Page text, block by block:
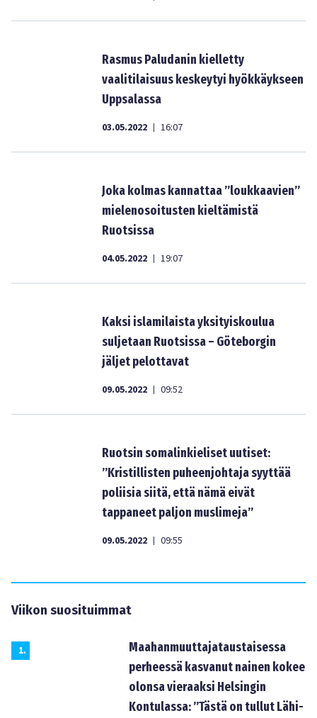
Rasmus Paludanin kielletty
vaalitilaisuus keskeytyi hyökkäykseen
Uppsalassa
03.05.2022 | 16:07
Joka kolmas kannattaa ”loukkaavien”
mielenosoitusten kieltämistä
Ruotsissa
04.05.2022 | 19:07
Kaksi islamilaista yksityiskoulua
suljetaan Ruotsissa – Göteborgin
jäljet pelottavat
09.05.2022 | 09:52
Ruotsin somalinkieliset uutiset:
”Kristillisten puheenjohtaja syyttää
poliisia siitä, että nämä eivät
tappaneet paljon muslimeja”
09.05.2022 | 09:55
Viikon suosituimmat
1.
Maahanmuuttajataustaisessa
perheessä kasvanut nainen kokee
olonsa vieraaksi Helsingin
Kontulassa: ”Tästä on tullut Lähi-